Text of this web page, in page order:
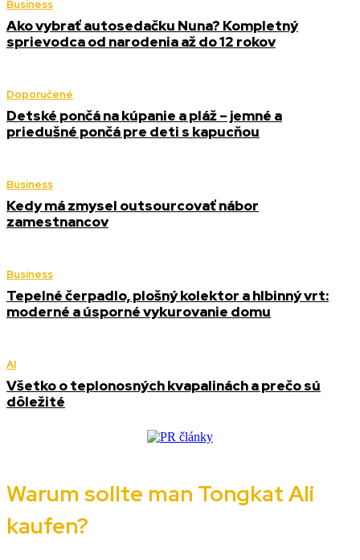
Business
Ako vybrať autosedačku Nuna? Kompletný
sprievodca od narodenia až do 12 rokov
Doporučené
Detské pončá na kúpanie a pláž – jemné a
priedušné pončá pre deti s kapucňou
Business
Kedy má zmysel outsourcovať nábor
zamestnancov
Business
Tepelné čerpadlo, plošný kolektor a hlbinný vrt:
moderné a úsporné vykurovanie domu
AI
Všetko o teplonosných kvapalinách a prečo sú
dôležité
Warum sollte man Tongkat Ali
kaufen?